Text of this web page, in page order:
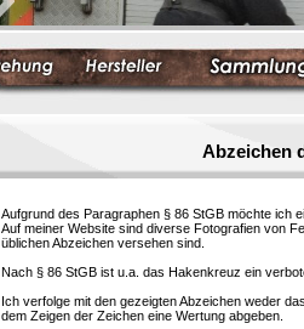
Abzeichen
Aufgrund des Paragraphen § 86 StGB möchte ich
Auf meiner Website sind diverse Fotografien von
üblichen Abzeichen versehen sind.
Nach § 86 StGB ist u.a. das Hakenkreuz ein
Ich verfolge mit den gezeigten Abzeichen weder
dem Zeigen der Zeichen eine Wertung abgeben.